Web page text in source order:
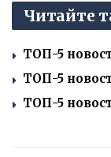
Читайте
ТОП-5
ТОП-5
ТОП-5